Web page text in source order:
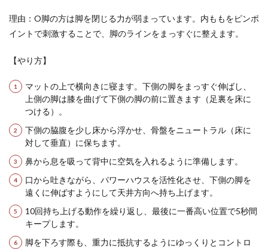
理由：O脚の方は脚を閉じる力が弱まっています。内ももをピンポ
イントで刺激することで、脚のラインをまっすぐに整えます。
【やり方】
マットの上で横向きに寝ます。下側の脚をまっすぐ伸ばし、
上側の脚は膝を曲げて下側の脚の前に置きます（足裏を床に
つける）。
下側の脇腹を少し床から浮かせ、骨盤をニュートラル（床に
対して垂直）に保ちます。
鼻から息を吸って背中に空気を入れるように準備します。
口から吐きながら、パワーハウスを活性化させ、下側の脚を
遠くに伸ばすようにして天井方向へ持ち上げます。
10回持ち上げる動作を繰り返し、最後に一番高い位置で5秒間
キープします。
脚を下ろす際も、重力に抵抗するようにゆっくりとコントロ